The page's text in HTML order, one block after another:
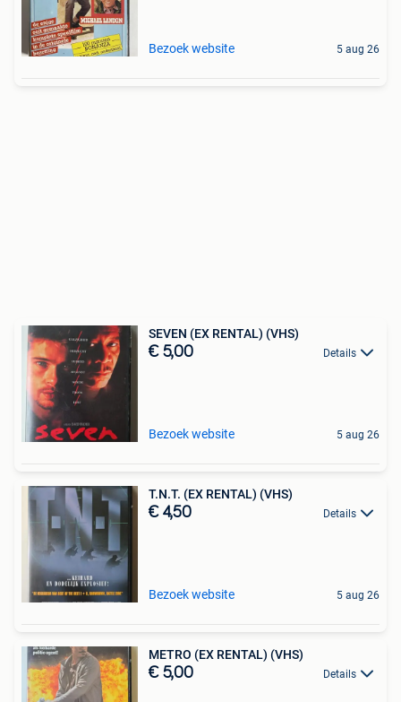
Bezoek website 5 aug 26
SEVEN (EX RENTAL) (VHS)
€ 5,00 Details
Bezoek website 5 aug 26
T.N.T. (EX RENTAL) (VHS)
€ 4,50 Details
Bezoek website 5 aug 26
METRO (EX RENTAL) (VHS)
€ 5,00 Details